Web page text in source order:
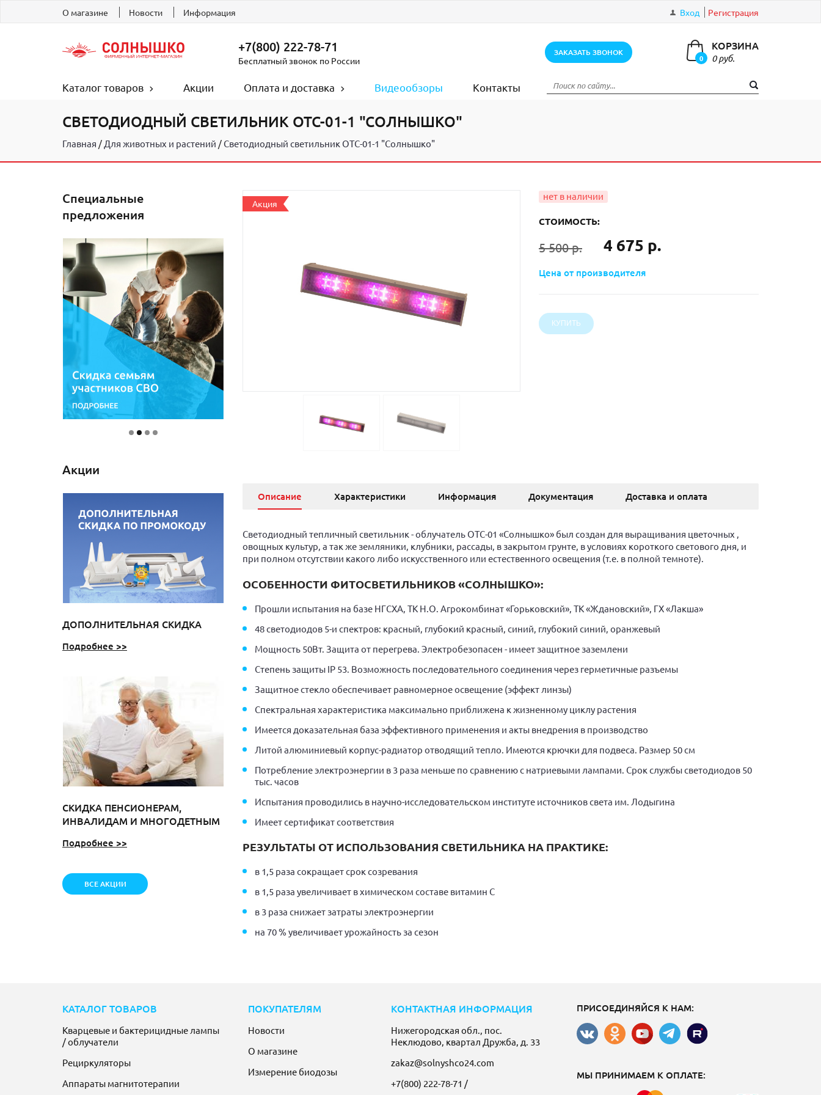
О магазине Новости Информация Вход Регистрация
+7(800) 222-78-71
Бесплатный звонок по России
ЗАКАЗАТЬ ЗВОНОК
0
КОРЗИНА
0 руб.
Каталог товаров Акции Оплата и доставка Видеообзоры Контакты
СВЕТОДИОДНЫЙ СВЕТИЛЬНИК ОТС-01-1 "СОЛНЫШКО"
Главная Для животных и растений Светодиодный светильник ОТС-01-1 "Солнышко"
СТОИМОСТЬ:
5 500 р. 4 675 р.
Цена от производителя
Описание Характеристики Информация Документация Доставка и оплата
Светодиодный тепличный светильник - облучатель ОТС-01 «Солнышко» был создан для выращивания цветочных ,
овощных культур, а так же земляники, клубники, рассады, в закрытом грунте, в условиях короткого светового дня, и
при полном отсутствии какого либо искусственного или естественного освещения (т.е. в полной темноте).
ОСОБЕННОСТИ ФИТОСВЕТИЛЬНИКОВ «СОЛНЫШКО»:
Прошли испытания на базе НГСХА, ТК Н.О. Агрокомбинат «Горьковский», ТК «Ждановский», ГХ «Лакша»
48 светодиодов 5-и спектров: красный, глубокий красный, синий, глубокий синий, оранжевый
Мощность 50Вт. Защита от перегрева. Электробезопасен - имеет защитное заземлени
Степень защиты IP 53. Возможность последовательного соединения через герметичные разъемы
Защитное стекло обеспечивает равномерное освещение (эффект линзы)
Спектральная характеристика максимально приближена к жизненному циклу растения
Имеется доказательная база эффективного применения и акты внедрения в производство
Литой алюминиевый корпус-радиатор отводящий тепло. Имеются крючки для подвеса. Размер 50 см
Потребление электроэнергии в 3 раза меньше по сравнению с натриевыми лампами. Срок службы светодиодов 50
тыс. часов
Испытания проводились в научно-исследовательском институте источников света им. Лодыгина
Имеет сертификат соответствия
РЕЗУЛЬТАТЫ ОТ ИСПОЛЬЗОВАНИЯ СВЕТИЛЬНИКА НА ПРАКТИКЕ:
в 1,5 раза сокращает срок созревания
в 1,5 раза увеличивает в химическом составе витамин С
в 3 раза снижает затраты электроэнергии
на 70 % увеличивает урожайность за сезон
Специальные
предложения
Акции
ДОПОЛНИТЕЛЬНАЯ СКИДКА
Подробнее >>
СКИДКА ПЕНСИОНЕРАМ,
ИНВАЛИДАМ И МНОГОДЕТНЫМ
Подробнее >>
ВСЕ АКЦИИ
КАТАЛОГ ТОВАРОВ
Кварцевые и бактерицидные лампы
/ облучатели
Рециркуляторы
Аппараты магнитотерапии
ПОКУПАТЕЛЯМ
Новости
О магазине
Измерение биодозы
КОНТАКТНАЯ ИНФОРМАЦИЯ
Нижегородская обл., пос.
Неклюдово, квартал Дружба, д. 33
zakaz@solnyshco24.com
+7(800) 222-78-71 /
ПРИСОЕДИНЯЙСЯ К НАМ:
МЫ ПРИНИМАЕМ К ОПЛАТЕ: